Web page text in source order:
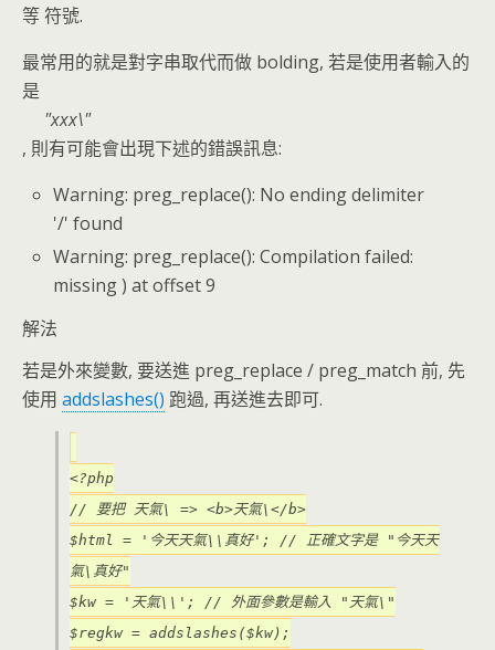
等 符號.
最常用的就是對字串取代而做 bolding, 若是使用者輸入的
是
xxx\
, 則有可能會出現下述的錯誤訊息:
Warning: preg_replace(): No ending delimiter
'/' found
Warning: preg_replace(): Compilation failed:
missing ) at offset 9
解法
若是外來變數, 要送進 preg_replace / preg_match 前, 先
使用 addslashes() 跑過, 再送進去即可.
<?php
// 要把 天氣\ => <b>天氣\</b>
$html = '今天天氣\\真好'; // 正確文字是 "今天天
氣\真好"
$kw = '天氣\\'; // 外面參數是輸入 "天氣\"
$regkw = addslashes($kw);